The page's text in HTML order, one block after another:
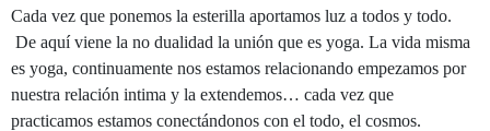
Cada vez que ponemos la esterilla aportamos luz a todos y todo.
De aquí viene la no dualidad la unión que es yoga. La vida misma
es yoga, continuamente nos estamos relacionando empezamos por
nuestra relación intima y la extendemos… cada vez que
practicamos estamos conectándonos con el todo, el cosmos.